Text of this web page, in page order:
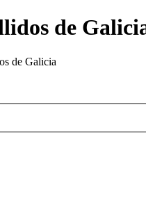
de
de Galicia